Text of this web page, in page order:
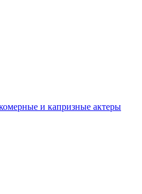
и капризные актеры